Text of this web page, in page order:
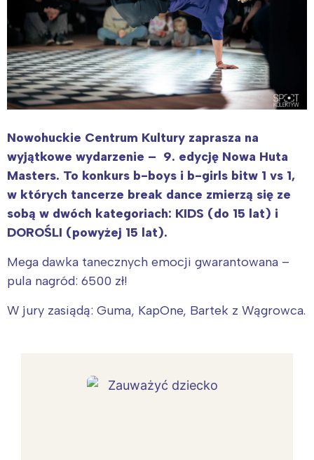
Nowohuckie Centrum Kultury zaprasza na
wyjątkowe wydarzenie – 9. edycję Nowa Huta
Masters. To konkurs b-boys i b-girls bitw 1 vs 1,
w których tancerze break dance zmierzą się ze
sobą w dwóch kategoriach: KIDS (do 15 lat) i
DOROŚLI (powyżej 15 lat).
Mega dawka tanecznych emocji gwarantowana –
pula nagród: 6500 zł!
W jury zasiądą: Guma, KapOne, Bartek z Wągrowca.